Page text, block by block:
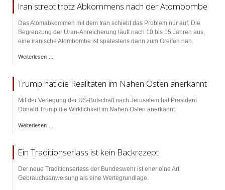
Iran strebt trotz Abkommens nach der Atombombe
Das Atomabkommen mit dem Iran schiebt das Problem nur auf. Die
Begrenzung der Uran-Anreicherung läuft nach 10 bis 15 Jahren aus,
eine iranische Atombombe ist spätestens dann zum Greifen nah.
Weiterlesen …
Trump hat die Realitäten im Nahen Osten anerkannt
Mit der Verlegung der US-Botschaft nach Jerusalem hat Präsident
Donald Trump die Wirklichkeit im Nahen Osten anerkannt.
Weiterlesen …
Ein Traditionserlass ist kein Backrezept
Der neue Traditionserlass der Bundeswehr ist eher eine Art
Gebrauchsanweisung als eine Wertegrundlage.